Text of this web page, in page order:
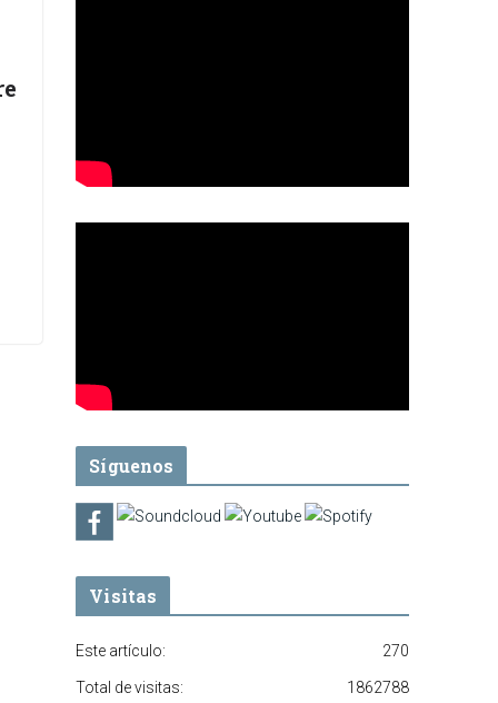
Síguenos
Visitas
270
Este artículo:
1862788
Total de visitas: